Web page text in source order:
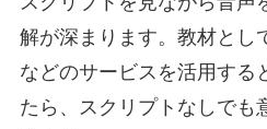
解が深まります。教材とし
などのサービスを活用する
たら、スクリプトなしでも